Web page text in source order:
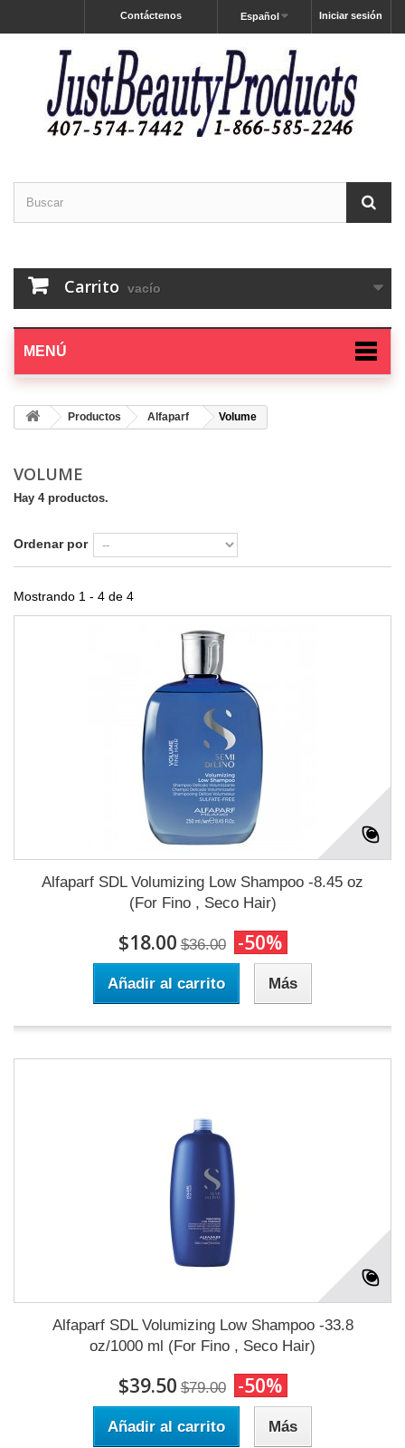
Iniciar sesión
Español
Contáctenos
Carrito vacío
MENÚ
Productos Alfaparf Volume
VOLUME
Hay 4 productos.
Ordenar por
Mostrando 1 - 4 de 4
Alfaparf SDL Volumizing Low Shampoo -8.45 oz
(For Fino , Seco Hair)
$18.00 $36.00 -50%
Añadir al carrito Más
Alfaparf SDL Volumizing Low Shampoo -33.8
oz/1000 ml (For Fino , Seco Hair)
$39.50 $79.00 -50%
Añadir al carrito Más